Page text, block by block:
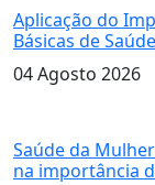
Aplicação do
Básicas de
04 Agosto 2026
Saúde da
na importância